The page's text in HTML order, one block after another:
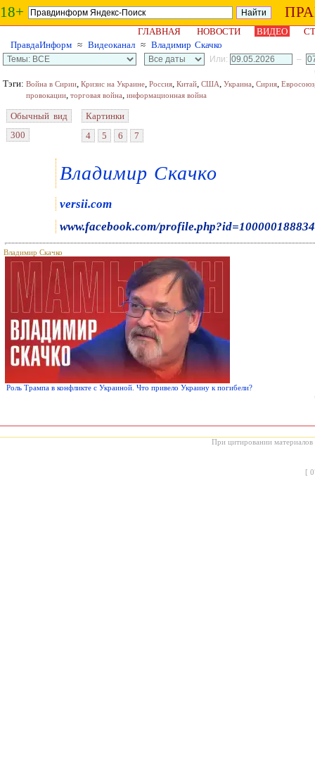
18+
ГЛАВНАЯ НОВОСТИ ВИДЕО
ПравдаИнформ ≈ Видеоканал ≈ Владимир Скачко
Или:
–
Тэги: Война в Сирии, Кризис на Украине, Россия, Китай, США, Украина, Сирия, Евросоюз
провокации, торговая война, информационная война
Обычный вид
300
Картинки
4
5 6 7
Владимир Скачко
versii.com
www.facebook.com/
Владимир Скачко
Роль Трампа в конфликте с Украиной. Что привело Украину к погибели?
При цитировании материалов
[